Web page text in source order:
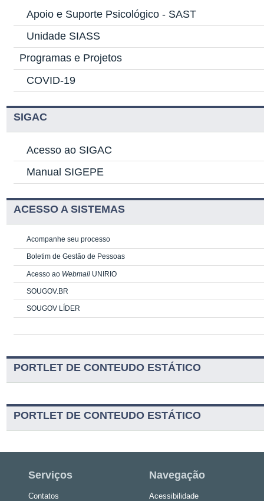
Apoio e Suporte Psicológico - SAST
Unidade SIASS
Programas e Projetos
COVID-19
SIGAC
Acesso ao SIGAC
Manual SIGEPE
ACESSO A SISTEMAS
Acompanhe seu processo
Boletim de Gestão de Pessoas
Acesso ao Webmail UNIRIO
SOUGOV.BR
SOUGOV LÍDER
PORTLET DE CONTEUDO ESTÁTICO
PORTLET DE CONTEUDO ESTÁTICO
Serviços
Contatos
Navegação
Acessibilidade